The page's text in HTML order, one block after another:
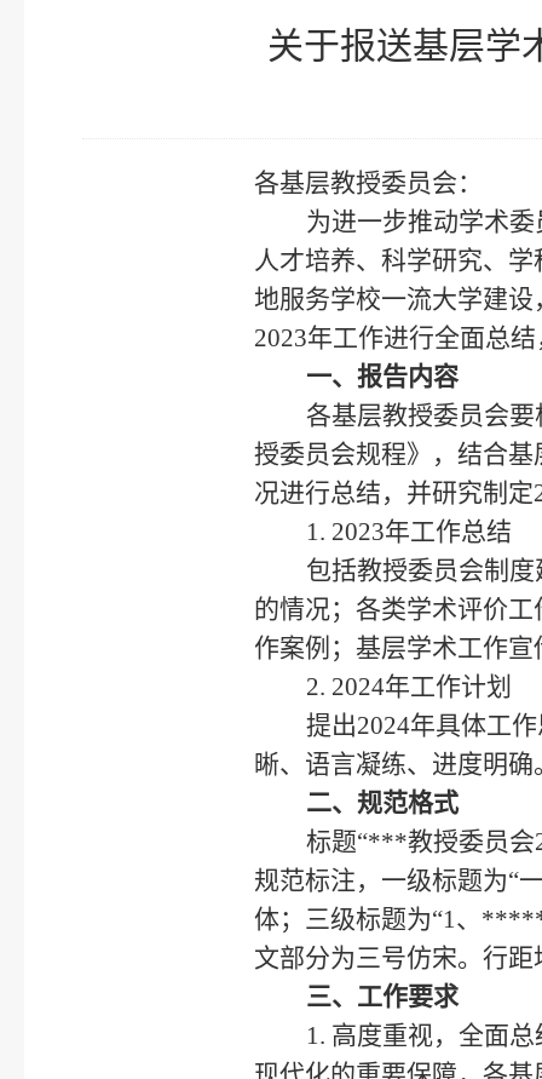
关于报送基层学
各基层教授委员会：
为进一步推动学术
人才培养、科学研究、
地服务学校一流大学建
2023年工作进行全面总
一、报告内容
各基层教授委员会
授委员会规程》，结合
况进行总结，并研究制定
1. 2023年工作总结
包括教授委员会制
的情况；各类学术评价
作案例；基层学术工作
2. 2024年工作计划
提出2024年具体工
晰、语言凝练、进度明确
二、规范格式
标题“***教授委员会
规范标注，一级标题为“
体；三级标题为“1、
文部分为三号仿宋。行
三、工作要求
1. 高度重视，全面